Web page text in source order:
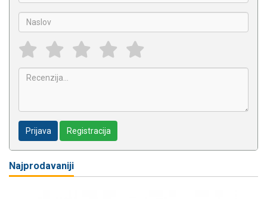
Prijava Registracija
Najprodavaniji